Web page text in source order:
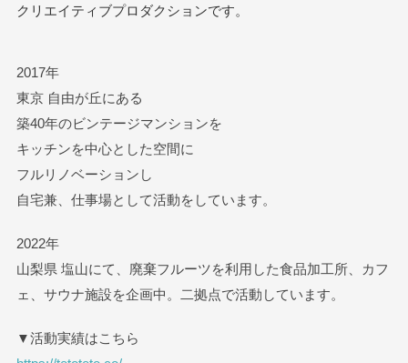
クリエイティブプロダクションです。
2017年
東京 自由が丘にある
築40年のビンテージマンションを
キッチンを中心とした空間に
フルリノベーションし
自宅兼、仕事場として活動をしています。
2022年
山梨県 塩山にて、廃棄フルーツを利用した食品加工所、カフ
ェ、サウナ施設を企画中。二拠点で活動しています。
▼活動実績はこちら